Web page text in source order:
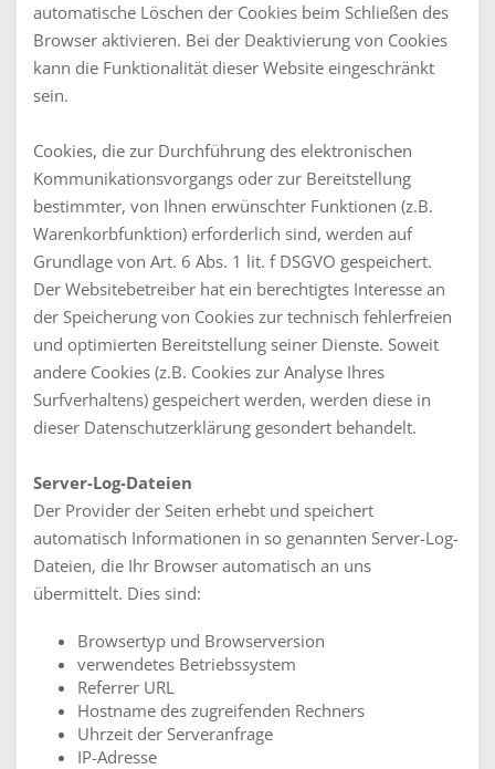
automatische Löschen der Cookies beim Schließen des
Browser aktivieren. Bei der Deaktivierung von Cookies
kann die Funktionalität dieser Website eingeschränkt
sein.
Cookies, die zur Durchführung des elektronischen
Kommunikationsvorgangs oder zur Bereitstellung
bestimmter, von Ihnen erwünschter Funktionen (z.B.
Warenkorbfunktion) erforderlich sind, werden auf
Grundlage von Art. 6 Abs. 1 lit. f DSGVO gespeichert.
Der Websitebetreiber hat ein berechtigtes Interesse an
der Speicherung von Cookies zur technisch fehlerfreien
und optimierten Bereitstellung seiner Dienste. Soweit
andere Cookies (z.B. Cookies zur Analyse Ihres
Surfverhaltens) gespeichert werden, werden diese in
dieser Datenschutzerklärung gesondert behandelt.
Server-Log-Dateien
Der Provider der Seiten erhebt und speichert
automatisch Informationen in so genannten Server-Log-
Dateien, die Ihr Browser automatisch an uns
übermittelt. Dies sind:
Browsertyp und Browserversion
verwendetes Betriebssystem
Referrer URL
Hostname des zugreifenden Rechners
Uhrzeit der Serveranfrage
IP-Adresse